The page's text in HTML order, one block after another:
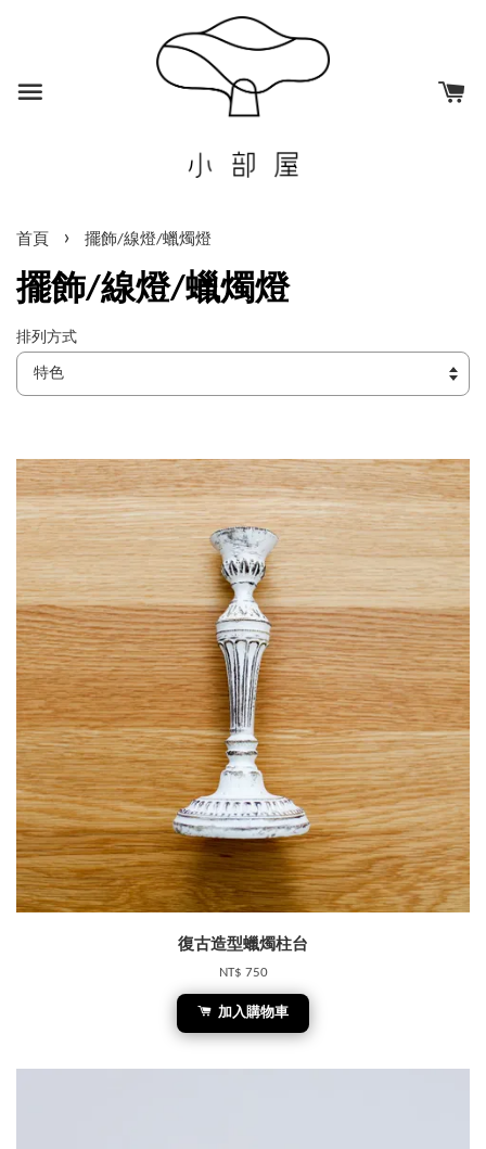
首頁 › 擺飾/線燈/蠟燭燈
擺飾/線燈/蠟燭燈
排列方式
復古造型蠟燭柱台
NT$ 750
加入購物車